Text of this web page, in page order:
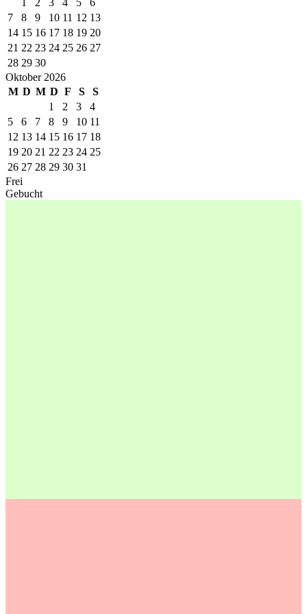
2 3 4 5
6
7
8 9 10 11 12 13
14 15 16 17 18 19 20
21 22 23 24 25 26 27
28 29 30
Oktober 2026
M D M D F S
S
1
2 3
4
5
6 7 8 9 10 11
12 13 14 15 16 17 18
19 20 21 22 23 24 25
26 27 28 29 30 31
Frei
Gebucht